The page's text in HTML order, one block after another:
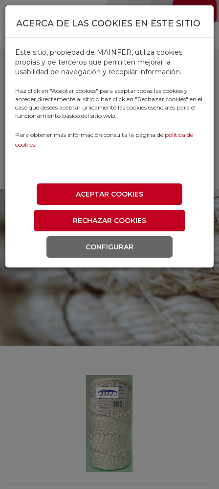
Pasar al contenido principal
CORDEL TENDER
POLIESTER
FERRETERIA AUTOMOVIL FONTANERIA
CORDEL TENDER POLIESTER
ACERCA DE LAS COOKIES EN ESTE SITIO
Este sitio, propiedad de MAINFER, utiliza cookies
propias y de terceros que permiten mejorar la
usabilidad de navegación y recopilar información.
Haz click en "Aceptar cookies" para aceptar todas las cookies y
acceder directamente al sitio o haz click en "Rechazar cookies" en el
caso que desees aceptar únicamente las cookies esenciales para el
funcionamiento básico del sitio web.
Para obtener más información consulta la página de política de
cookies
ACEPTAR COOKIES
RECHAZAR COOKIES
CONFIGURAR